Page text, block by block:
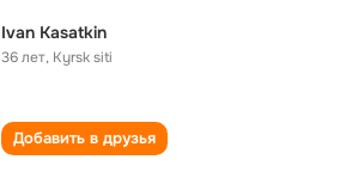
Ivan Kasatkin
36 лет, Кyrsk siti
Добавить в друзья